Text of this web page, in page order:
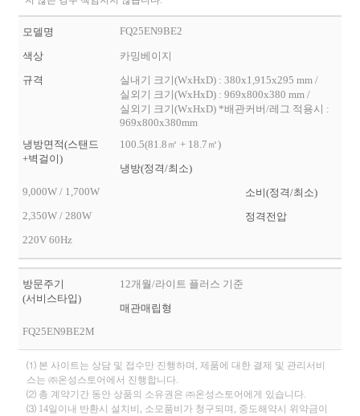
모델명 FQ25EN9BE2
색상
카밍베이지
규격
실내기 크기(WxHxD) : 380x1,915x295 mm /
실외기 크기(WxHxD) : 969x800x380 mm /
실외기 크기(WxHxD) *배관커버/레그 적용시 :
969x800x380mm
냉방면적(스탠드
+벽걸이)
100.5(81.8㎡ + 18.7㎡)
냉방(정격/최소)
9,000W / 1,700W
소비(정격/최소)
2,350W / 280W
정격전압
220V 60Hz
방문주기
(서비스타입)
12개월/라이트 플러스 기준
매관매립형
FQ25EN9BE2M
⑴ 본 사이트는 상담 및 접수만 진행하며, 제품에 대한 결제 및 관리서비
스는 ㈜온성스토어에서 진행합니다.
⑵ 총 계약기간 동안 상품의 소유권은 ㈜온성스토어에게 있습니다.
⑶ 14일이내 반환시 설치비, 소모품비가 청구되며, 중도해약시 위약금이